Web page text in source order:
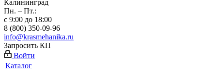
Калининград
Пн. – Пт.:
с 9:00 до 18:00
8 (800) 350-09-96
info@krasmehanika.ru
Запросить КП
Войти
Каталог